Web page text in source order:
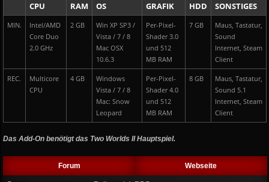
CPU RAM OS GRAFIK HDD SONSTIGES
MIN.
Intel/AMD
Core Duo
2.0 GHz
2 GB
Win XP SP3 /
Vista / 7 / 8
Mac OSX
10.6.3
Per-Pixel-
Shader 3.0
und 512
MB RAM
7 GB
Maus, Tastatur,
Sound
Internet, Steam
Client
REC.
Multicore
CPU
4 GB
Windows
Vista / 7 / 8
Mac: Snow
Leopard
Per-Pixel-
Shader 4.0
und 512
MB RAM
8 GB
Maus, Tastatur,
Sound 5.1
Internet, Steam
Client
Das Add-On benötigt das Two Worlds II Hauptspiel.
Forum Webseite